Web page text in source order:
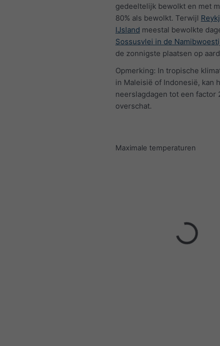
gedeeltelijk bewolkt en met
80% als bewolkt. Terwijl
IJsland meestal bewolkte
Sossusvlei in de
de zonnigste plaatsen op
Opmerking: In tropische
in Maleisië of Indonesië, kan
neerslagdagen tot een factor
overschat.
Maximale temperaturen